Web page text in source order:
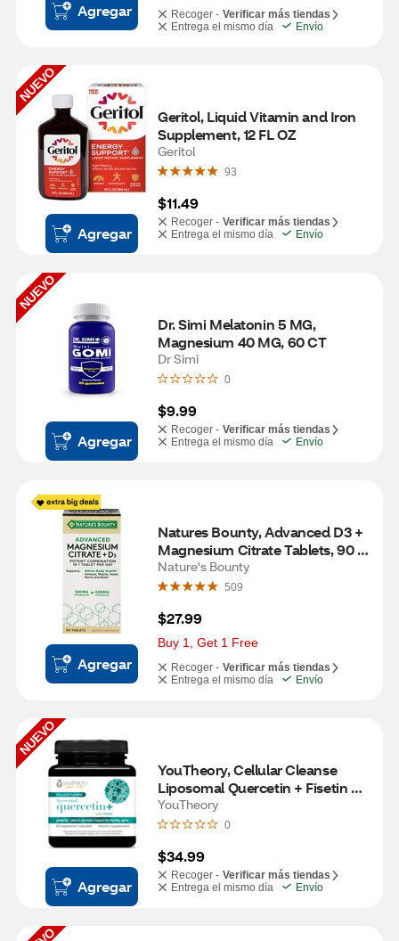
Agregar Recoger - Verificar más tiendas
Entrega el mismo día
Envío
NUEVO
Agregar
Geritol, Liquid Vitamin and Iron
Supplement, 12 FL OZ
Geritol
93
$11.49
Recoger - Verificar más tiendas
Entrega el mismo día
Envío
NUEVO
Agregar
Dr. Simi Melatonin 5 MG,
Magnesium 40 MG, 60 CT
Dr Simi
0
$9.99
Recoger - Verificar más tiendas
Entrega el mismo día
Envío
Agregar
Natures Bounty, Advanced D3 +
Magnesium Citrate Tablets, 90
CT
Nature's Bounty
509
$27.99
Buy 1, Get 1 Free
Recoger - Verificar más tiendas
Entrega el mismo día
Envío
NUEVO
Agregar
YouTheory, Cellular Cleanse
Liposomal Quercetin + Fisetin
Capsules, 60 CT
YouTheory
0
$34.99
Recoger - Verificar más tiendas
Entrega el mismo día
Envío